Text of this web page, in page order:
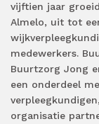
vijftien jaar
Almelo, uit tot
medewerkers.
Buurtzorg Jong
een onderdeel
organisatie